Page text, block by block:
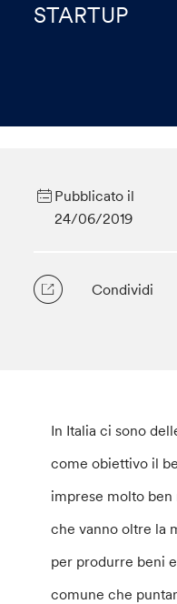
STARTUP
Pubblicato il
24/06/2019
Condividi
In Italia ci sono
come obiettivo il
imprese molto
che vanno oltre la
per produrre beni
comune che